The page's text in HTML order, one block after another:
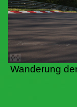
Wanderung